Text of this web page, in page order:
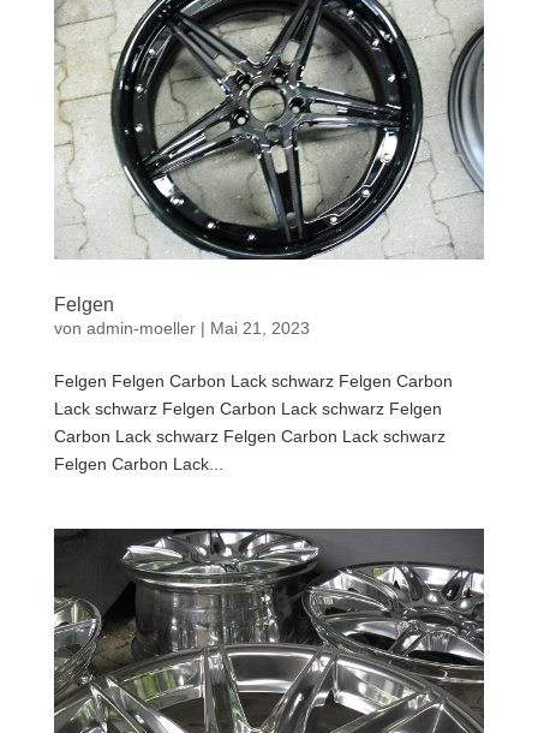
Felgen
von admin-moeller| Mai 21, 2023
Felgen Felgen Carbon Lack schwarz Felgen Carbon
Lack schwarz Felgen Carbon Lack schwarz Felgen
Carbon Lack schwarz Felgen Carbon Lack schwarz
Felgen Carbon Lack...